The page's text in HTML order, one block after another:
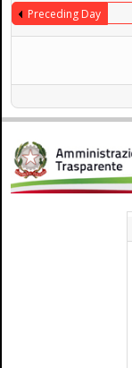
Preceding Day